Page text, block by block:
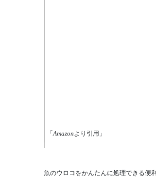
「Amazonより引用」
魚のウロコをかんたんに処理できる便